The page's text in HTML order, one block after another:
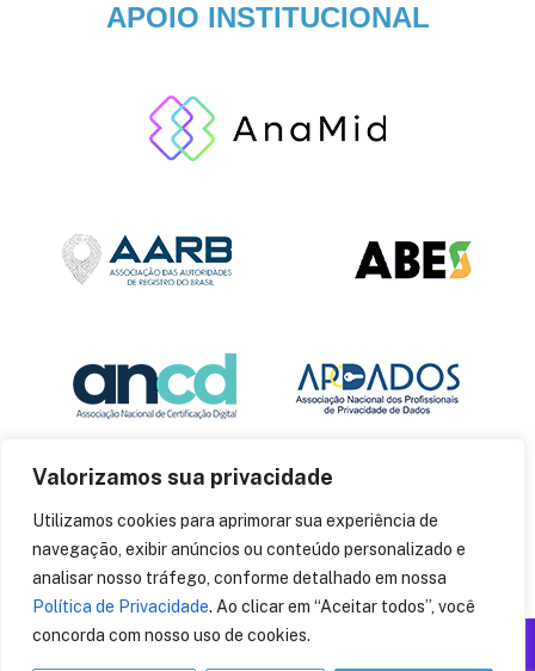
Valorizamos sua privacidade
Utilizamos cookies para aprimorar sua experiência de
navegação, exibir anúncios ou conteúdo personalizado e
analisar nosso tráfego, conforme detalhado em nossa
Política de Privacidade. Ao clicar em “Aceitar todos”, você
concorda com nosso uso de cookies.
APOIO INSTITUCIONAL